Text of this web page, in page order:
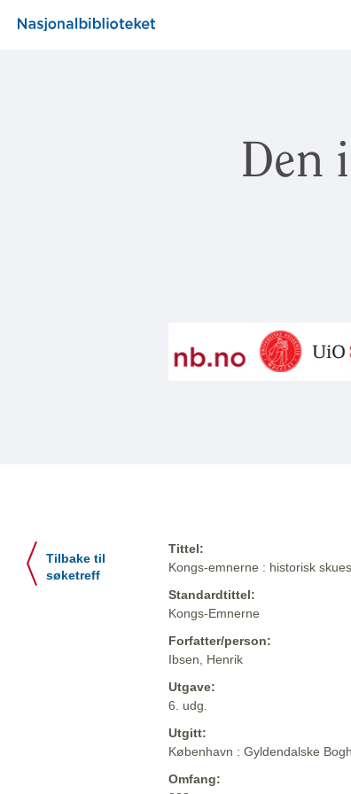
Den
Tilbake til
søketreff
Tittel:
Kongs-emnerne : historisk
Standardtittel:
Kongs-Emnerne
Forfatter/person:
Ibsen, Henrik
Utgave:
6. udg.
Utgitt:
København : Gyldendalske
Omfang: